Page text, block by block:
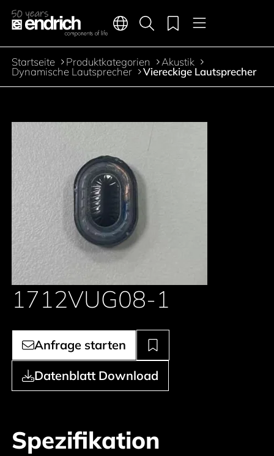
Zum Inhalt springen
Hauptnavigation
Sprachen Menü
Produktsuche
Merkliste
Pfadnavigation
Startseite Produktkategorien Akustik
Dynamische Lautsprecher Viereckige Lautsprecher
1712VUG08-1
Anfrage starten
Datenblatt Download
Spezifikation